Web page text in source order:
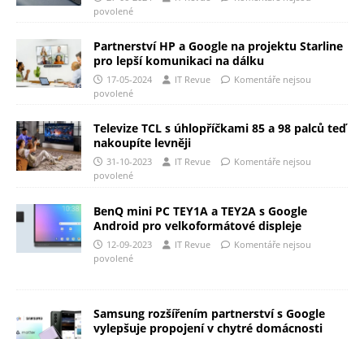
povolené
Partnerství HP a Google na projektu Starline
pro lepší komunikaci na dálku
17-05-2024 IT Revue
Komentáře nejsou
povolené
Televize TCL s úhlopříčkami 85 a 98 palců teď
nakoupíte levněji
31-10-2023 IT Revue
Komentáře nejsou
povolené
BenQ mini PC TEY1A a TEY2A s Google
Android pro velkoformátové displeje
12-09-2023 IT Revue
Komentáře nejsou
povolené
Samsung rozšířením partnerství s Google
vylepšuje propojení v chytré domácnosti